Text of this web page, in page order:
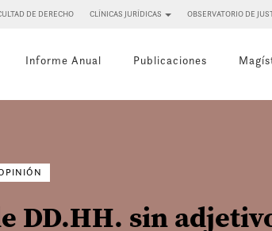
DE DERECHO CLÍNICAS JURÍDICAS OBSERVATORIO DE
Informe Anual Publicaciones
DD.HH. sin